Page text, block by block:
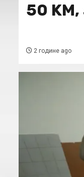
50
2 године ago